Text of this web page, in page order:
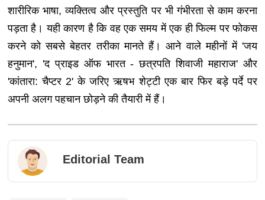
शारीरिक भाषा, व्यक्तित्व और प्रस्तुति पर भी गंभीरता से काम करना
पड़ता है। यही कारण है कि वह एक समय में एक ही फिल्म पर फोकस
करने को सबसे बेहतर तरीका मानते हैं। आने वाले महीनों में 'जय
हनुमान', 'द प्राइड ऑफ भारत - छत्रपति शिवाजी महाराज' और
'कांतारा: चैप्टर 2' के जरिए ऋषभ शेट्टी एक बार फिर बड़े पर्दे पर
अपनी अलग पहचान छोड़ने की तैयारी में हैं।
Editorial Team